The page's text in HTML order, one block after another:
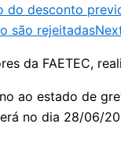
do desconto
são rejeitadas
da FAETEC,
ao estado de
no dia 28/06/